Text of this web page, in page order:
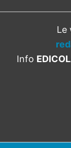
Le
Info